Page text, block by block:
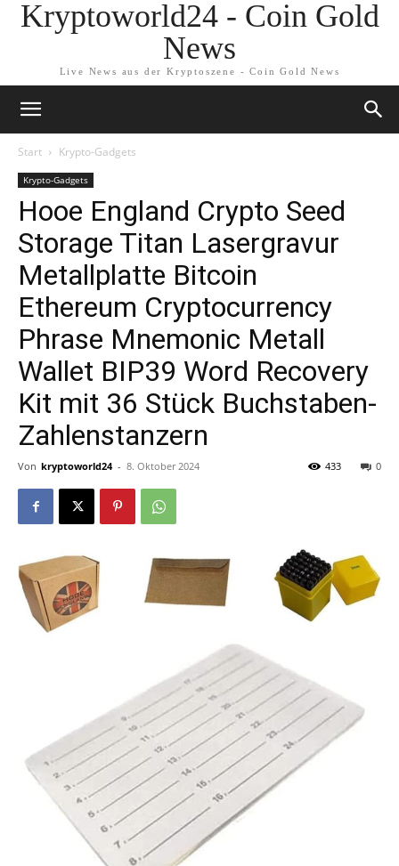
Kryptoworld24 - Coin Gold
News
Live News aus der Kryptoszene - Coin Gold News
Start Krypto-Gadgets
Krypto-Gadgets
Hooe England Crypto Seed
Storage Titan Lasergravur
Metallplatte Bitcoin
Ethereum Cryptocurrency
Phrase Mnemonic Metall
Wallet BIP39 Word Recovery
Kit mit 36 Stück Buchstaben-
Zahlenstanzern
Von kryptoworld24 - 8. Oktober 2024 0
433